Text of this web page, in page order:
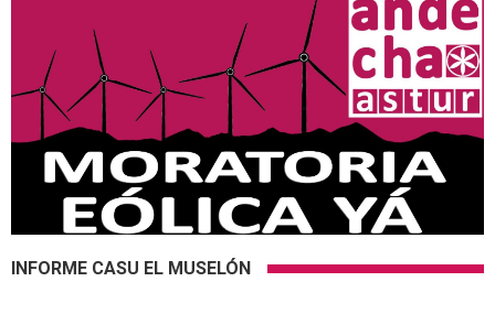
INFORME CASU EL MUSELÓN